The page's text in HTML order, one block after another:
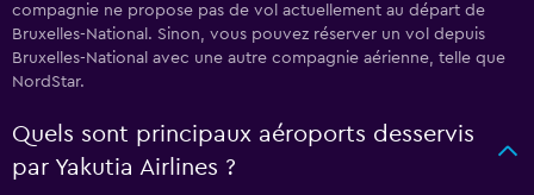
compagnie ne propose pas de vol actuellement au départ de
Bruxelles-National. Sinon, vous pouvez réserver un vol depuis
Bruxelles-National avec une autre compagnie aérienne, telle que
NordStar.
Quels sont principaux aéroports desservis
par Yakutia Airlines ?